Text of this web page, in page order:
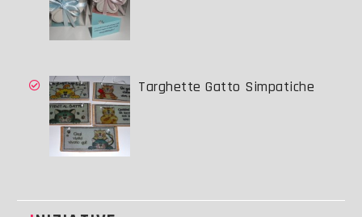
Targhette Gatto Simpatiche